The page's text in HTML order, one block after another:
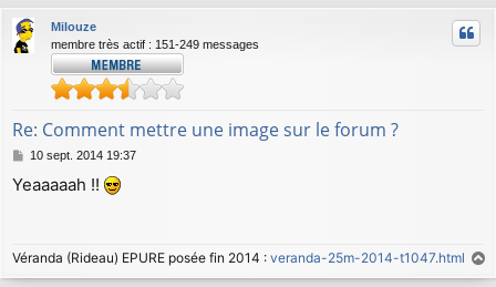
u
Milouze
membre très actif : 151-249 messages
Re: Comment mettre une image sur le forum ?
M
s
e
10 sept. 2014 19:37
Yeaaaaah !!
Véranda (Rideau) EPURE posée fin 2014 : veranda-25m-2014-t1047.html
a